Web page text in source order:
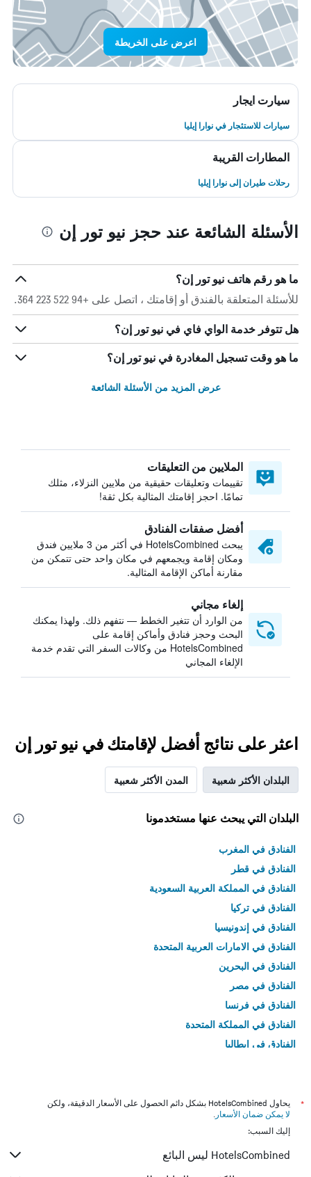
اعرض على الخريطة
سيارت ايجار
سيارات للاستئجار في نوارا إيليا
المطارات القريبة
رحلات طيران إلى نوارا إيليا
الأسئلة الشائعة عند حجز نيو تور إن
ما هو رقم هاتف نيو تور إن؟
للأسئلة المتعلقة بالفندق أو إقامتك ، اتصل على +94 522 223 364.
هل تتوفر خدمة الواي فاي في نيو تور إن؟
ما هو وقت تسجيل المغادرة في نيو تور إن؟
عرض المزيد من الأسئلة الشائعة
الملايين من التعليقات
تقييمات وتعليقات حقيقية من ملايين النزلاء، مثلك
تمامًا. احجز إقامتك المثالية بكل ثقة!
أفضل صفقات الفنادق
يبحث HotelsCombined في أكثر من 3 ملايين فندق
ومكان إقامة ويجمعهم في مكان واحد حتى تتمكن من
مقارنة أماكن الإقامة المثالية.
إلغاء مجاني
من الوارد أن تتغير الخطط — نتفهم ذلك. ولهذا يمكنك
البحث وحجز فنادق وأماكن إقامة على
HotelsCombined من وكالات السفر التي تقدم خدمة
الإلغاء المجاني
اعثر على نتائج أفضل لإقامتك في نيو تور إن
البلدان الأكثر شعبية المدن الأكثر شعبية
البلدان التي يبحث عنها مستخدمونا
الفنادق في المغرب
الفنادق في قطر
الفنادق في المملكة العربية السعودية
الفنادق في تركيا
الفنادق في إندونيسيا
الفنادق في الامارات العربية المتحدة
الفنادق في البحرين
الفنادق في مصر
الفنادق في فرنسا
الفنادق في المملكة المتحدة
الفنادق في إيطاليا
*
يحاول HotelsCombined بشكل دائم الحصول على الأسعار الدقيقة، ولكن
لا يمكن ضمان الأسعار .
إليك السبب:
HotelsCombined ليس البائع